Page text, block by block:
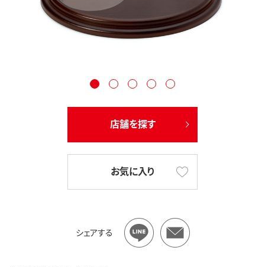
店舗を探す
お気に入り
シェアする